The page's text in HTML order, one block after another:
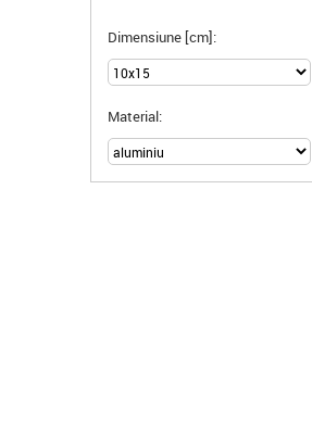
Dimensiune [cm]:
Material: